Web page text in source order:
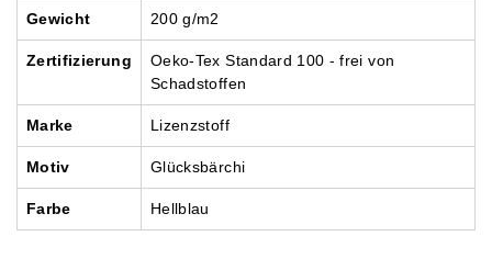
Gewicht 200 g/m2
Zertifizierung
Oeko-Tex Standard 100 - frei von
Schadstoffen
Marke Lizenzstoff
Motiv Glücksbärchi
Farbe Hellblau